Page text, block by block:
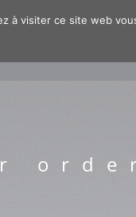
à visiter ce site web